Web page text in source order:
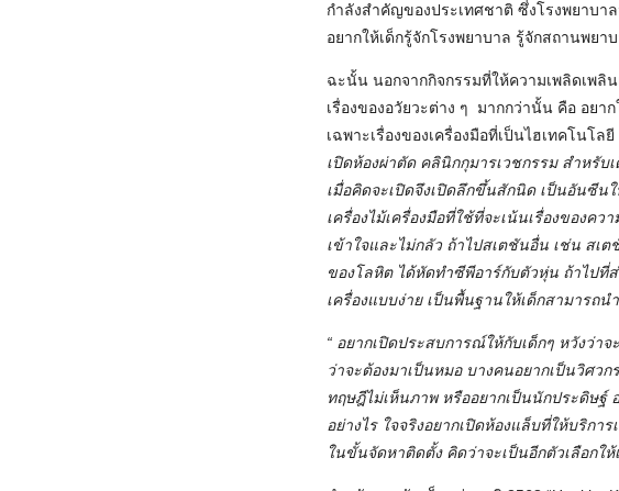
กำลังสำคัญของประเทศชาติ ซึ่งโรงพยาบ
อยากให้เด็กรู้จักโรงพยาบาล รู้จักสถานพยา
ฉะนั้น นอกจากกิจกรรมที่ให้ความเพลิดเพลิ
เรื่องของอวัยวะต่าง ๆ มากกว่านั้น คือ อยา
เฉพาะเรื่องของเครื่องมือที่เป็นไฮเทคโนโ
เปิดห้องผ่าตัด คลินิกกุมารเวชกรรม สำหรับ
เมื่อคิดจะเปิดจึงเปิดลึกขึ้นสักนิด เป็นอันซีน
เครื่องไม้เครื่องมือที่ใช้ที่จะเน้นเรื่องของค
เข้าใจและไม่กลัว ถ้าไปสเตชันอื่น เช่น สเ
ของโลหิต ได้หัดทำซีพีอาร์กับตัวหุ่น ถ้าไปที่ส่
เครื่องแบบง่าย เป็นพื้นฐานให้เด็กสามารถน
“ อยากเปิดประสบการณ์ให้กับเด็กๆ หวังว่า
ว่าจะต้องมาเป็นหมอ บางคนอยากเป็นวิศวก
ทฤษฎีไม่เห็นภาพ หรืออยากเป็นนักประดิษฐ์
อย่างไร ใจจริงอยากเปิดห้องแล็บที่ให้บริกา
ในขั้นจัดหาติดตั้ง คิดว่าจะเป็นอีกตัวเลือกให้